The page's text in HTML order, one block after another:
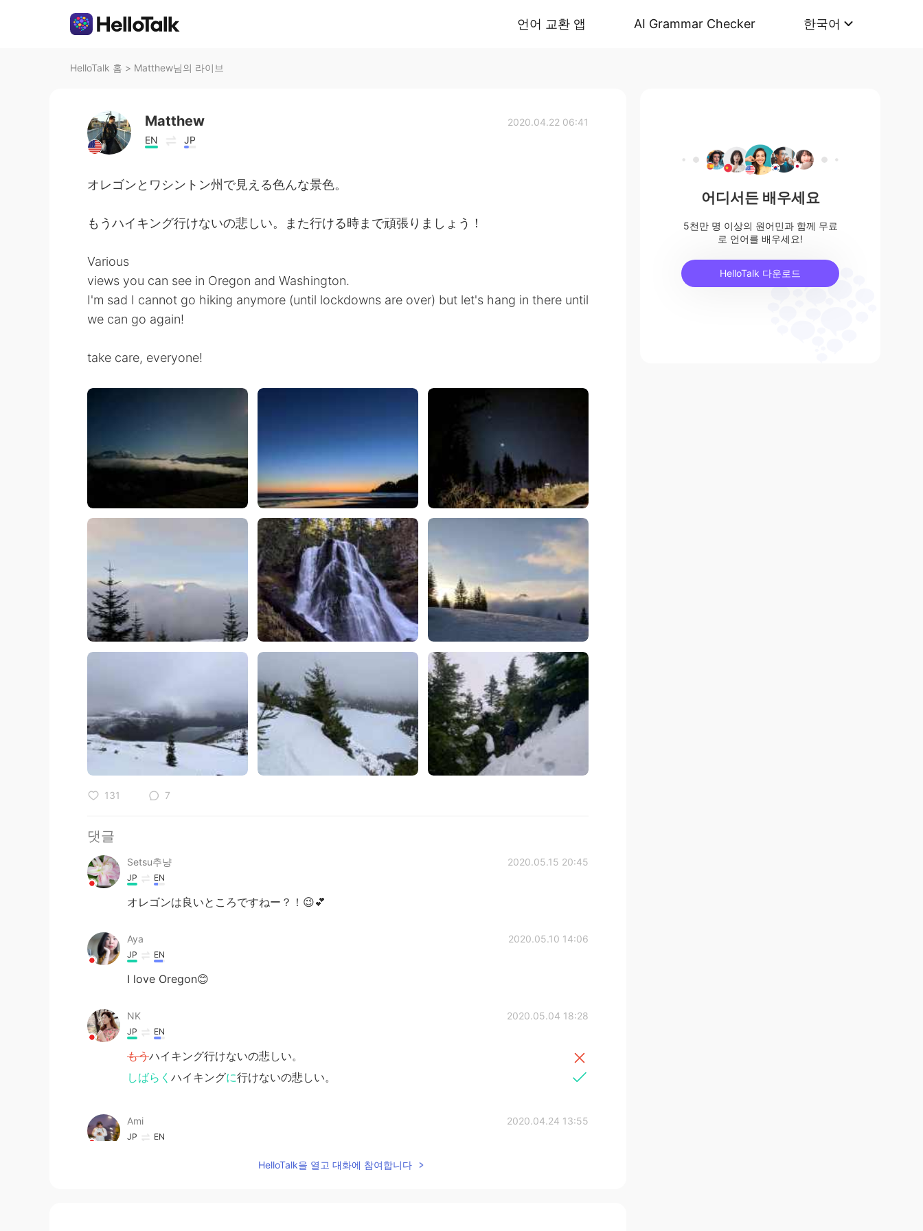
언어 교환 앱 AI Grammar Checker 한국어
HelloTalk 홈 > Matthew님의 라이브
Matthew
EN JP
2020.04.22 06:41
オレゴンとワシントン州で見える色んな景色。
もうハイキング行けないの悲しい。また行ける時まで頑張りましょう！
Various
views you can see in Oregon and Washington.
I'm sad I cannot go hiking anymore (until lockdowns are over) but let's hang in there until
we can go again!
take care, everyone!
131 7
댓글
Setsu추냥 2020.05.15 20:45
JP EN
オレゴンは良いところですねー？！😉💕
Aya 2020.05.10 14:06
JP EN
I love Oregon😊
NK 2020.05.04 18:28
JP EN
もうハイキング行けないの悲しい。
しばらく ハイキングに行けないの悲しい。
Ami 2020.04.24 13:55
JP EN
HelloTalk을 열고 대화에 참여합니다
어디서든 배우세요
5천만 명 이상의 원어민과 함께 무료
로 언어를 배우세요!
HelloTalk 다운로드